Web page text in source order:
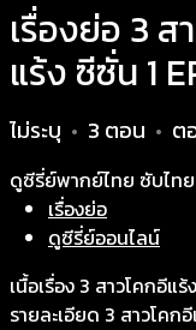
เรื่องย่อ 3 ส
แร้ง ซีซั่น 1
ไม่ระบุ • 3 ตอน • ต
ดูซีรี่ย์พากย์ไทย ซับไทย
เรื่องย่อ
ดูซีรี่ย์ออนไลน์
เนื้อเรื่อง 3 สาวโคกอีแ
รายละเอียด 3 สาวโคก